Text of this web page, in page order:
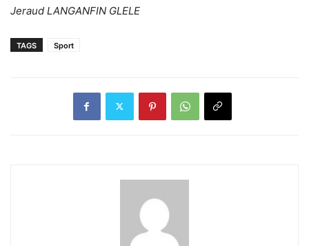
Jeraud LANGANFIN GLELE
TAGS Sport